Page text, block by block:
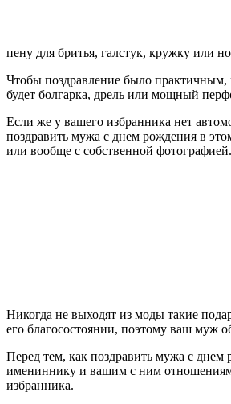
пену для бритья, галстук, кружку или
Чтобы поздравление было
будет болгарка, дрель или мощный
Если же у вашего избранника нет
поздравить мужа с днем рождения в
или вообще с собственной фотографией.
Никогда не выходят из моды такие
его благосостоянии, поэтому ваш муж
Перед тем, как поздравить мужа с
имениннику и вашим с ним
избранника.